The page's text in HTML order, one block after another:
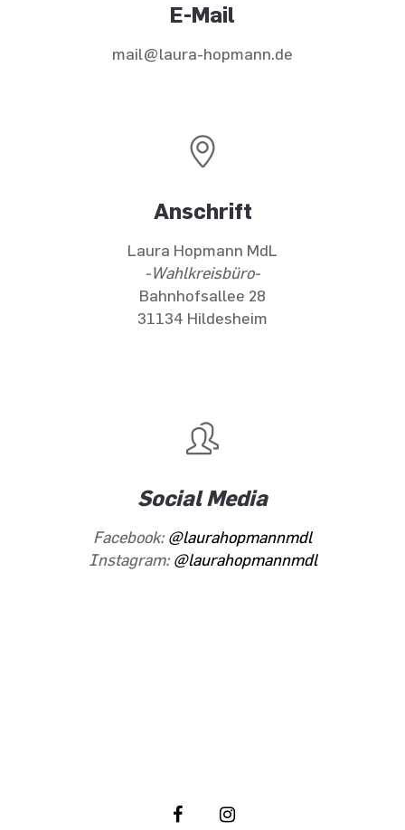
E-Mail
mail@laura-hopmann.de
Anschrift
Laura Hopmann MdL
-Wahlkreisbüro-
Bahnhofsallee 28
31134 Hildesheim
Social Media
Facebook: @laurahopmannmdl
Instagram: @laurahopmannmdl